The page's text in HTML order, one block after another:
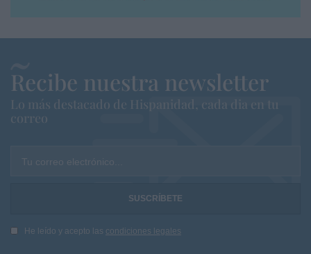
Recibe nuestra newsletter
Lo más destacado de Hispanidad, cada dia en tu
correo
Tu correo electrónico...
He leído y acepto las condiciones legales